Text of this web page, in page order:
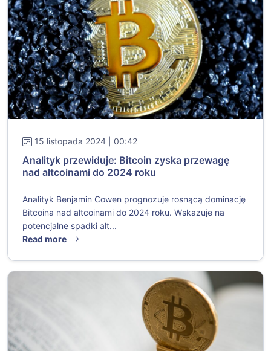
15 listopada 2024 | 00:42
Analityk przewiduje: Bitcoin zyska przewagę
nad altcoinami do 2024 roku
Analityk Benjamin Cowen prognozuje rosnącą dominację
Bitcoina nad altcoinami do 2024 roku. Wskazuje na
potencjalne spadki alt...
Read more